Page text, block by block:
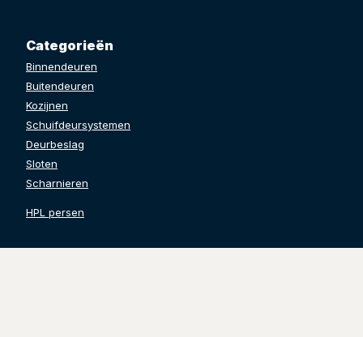
Categorieën
Binnendeuren
Buitendeuren
Kozijnen
Schuifdeursystemen
Deurbeslag
Sloten
Scharnieren
HPL persen